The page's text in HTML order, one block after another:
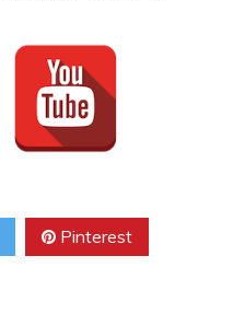
Pinterest